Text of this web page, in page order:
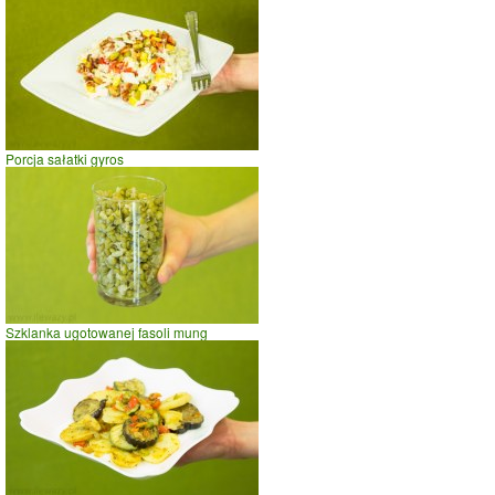
0
prasowanie
prowadzenie samochodu
Porcja sałatki gyros
Szklanka ugotowanej fasoli mung